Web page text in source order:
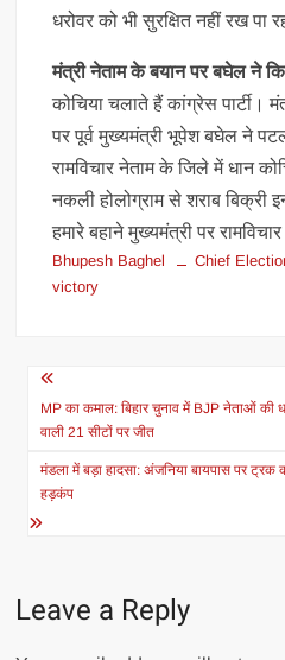
धरोवर को भी सुरक्षित नहीं रख पा
मंत्री नेताम के बयान पर बघेल ने
कोचिया चलाते हैं कांग्रेस पार्टी।
पर पूर्व मुख्यमंत्री भूपेश बघेल ने
रामविचार नेताम के जिले में धान
नकली होलोग्राम से शराब बिक्री
हमारे बहाने मुख्यमंत्री पर
Bhupesh Baghel Chief
victory
Post
navigation
MP का कमाल: बिहार चुनाव में BJP नेताओं की
वाली 21 सीटों पर जीत
मंडला में बड़ा हादसा: अंजनिया बायपास पर
हड़कंप
Leave a Reply